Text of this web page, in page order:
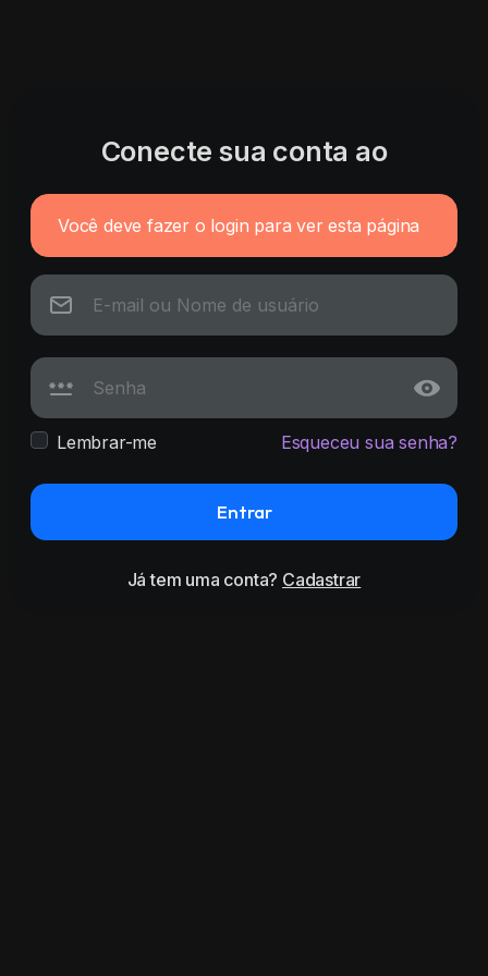
Conecte sua conta ao
Você deve fazer o login para ver esta página
Lembrar-me Esqueceu sua senha?
Entrar
Já tem uma conta? Cadastrar